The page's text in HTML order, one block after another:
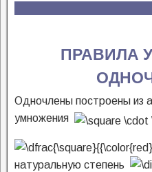
ПРАВИЛА
Одночлены построены из
умножения
натуральную степень